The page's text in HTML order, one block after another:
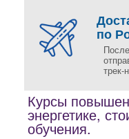
по
трек-
Курсы
энергетике,
обучения.